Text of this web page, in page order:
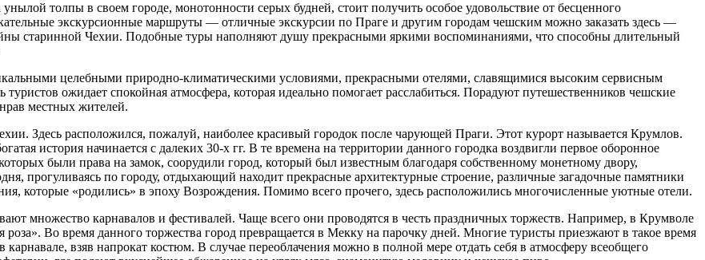
унылой толпы в своем городе, монотонности серых будней, стоит получить особое удовольствие от бесценного
экскурсионные маршруты — отличные экскурсии по Праге и другим городам чешским можно заказать здесь —
старинной Чехии. Подобные туры наполняют душу прекрасными яркими воспоминаниями, что способны длительный
целебными природно-климатическими условиями, прекрасными отелями, славящимися высоким сервисным
ожидает спокойная атмосфера, которая идеально помогает расслабиться. Порадуют путешественников чешские
местных жителей.
Здесь расположился, пожалуй, наиболее красивый городок после чарующей Праги. Этот курорт называется Крумлов.
история начинается с далеких 30-х гг. В те времена на территории данного городка воздвигли первое оборонное
были права на замок, соорудили город, который был известным благодаря собственному монетному двору,
прогуливаясь по городу, отдыхающий находит прекрасные архитектурные строение, различные загадочные памятники
которые «родились» в эпоху Возрождения. Помимо всего прочего, здесь расположились многочисленные уютные отели.
множество карнавалов и фестивалей. Чаще всего они проводятся в честь праздничных торжеств. Например, в Крумволе
Во время данного торжества город превращается в Мекку на парочку дней. Многие туристы приезжают в такое время
взяв напрокат костюм. В случае переоблачения можно в полной мере отдать себя в атмосферу всеобщего